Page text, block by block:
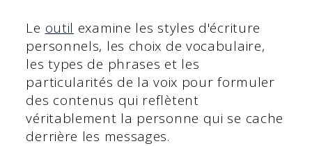
Le outil examine les styles d'écriture
personnels, les choix de vocabulaire,
les types de phrases et les
particularités de la voix pour formuler
des contenus qui reflètent
véritablement la personne qui se cache
derrière les messages.